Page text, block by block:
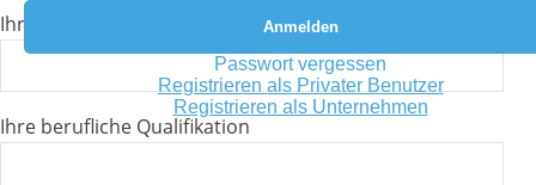
Ihre Initiativbewerbung für folgende Fachrichtung
Ihre berufliche Qualifikation
Passwort vergessen
Registrieren als Privater Benutzer
Registrieren als Unternehmen